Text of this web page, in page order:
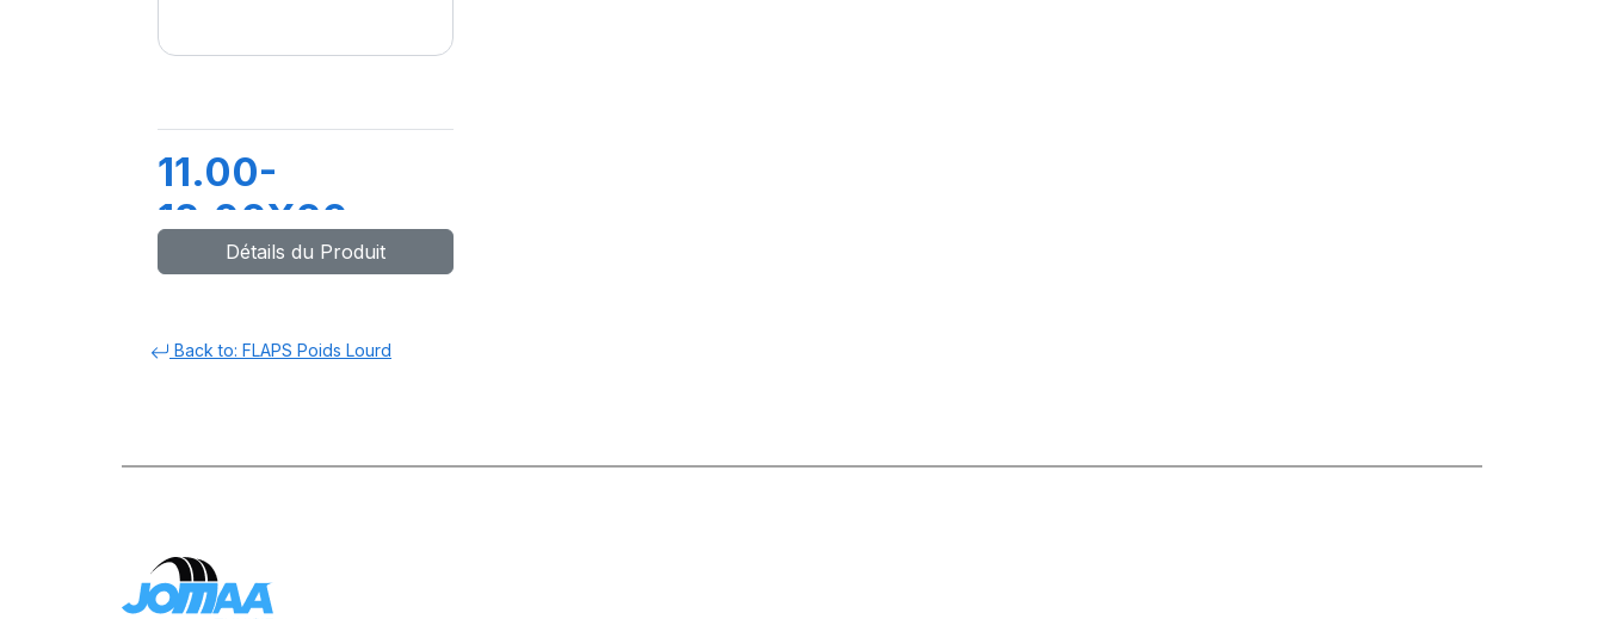
11.00-
12.00X20
FLAPDétails du Produit
Back to: FLAPS Poids Lourd